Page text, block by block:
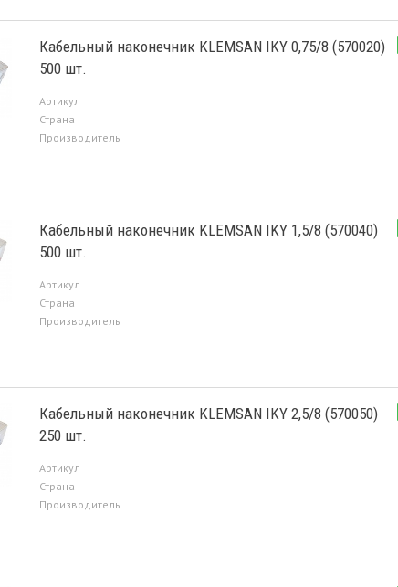
Кабельный наконечник KLEMSAN IKY 0,75/8 (570020)
500 шт.
Артикул
Страна
Производитель
Кабельный наконечник KLEMSAN IKY 1,5/8 (570040)
500 шт.
Артикул
Страна
Производитель
Кабельный наконечник KLEMSAN IKY 2,5/8 (570050)
250 шт.
Артикул
Страна
Производитель